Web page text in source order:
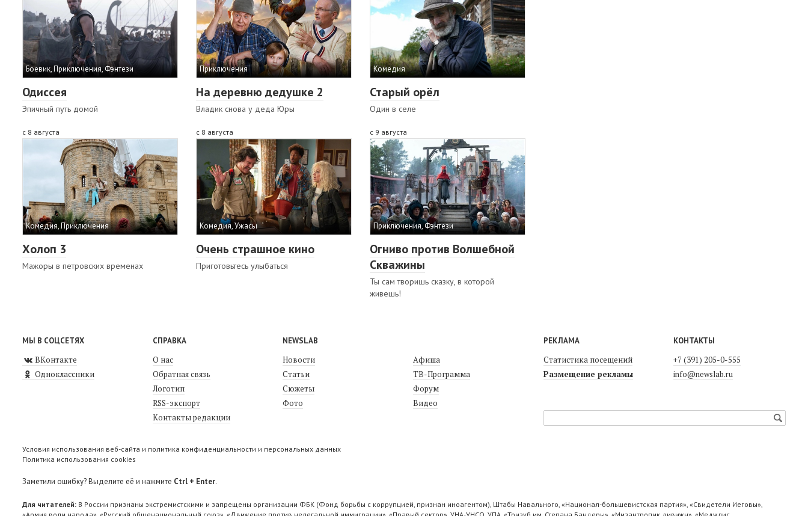
Боевик, Приключения, Фэнтези
Одиссея
Эпичный путь домой
Приключения
На деревню дедушке 2
Владик снова у деда Юры
Комедия
Старый орёл
Один в селе
с 8 августа
Комедия, Приключения
Холоп 3
Мажоры в петровских временах
с 8 августа
Комедия, Ужасы
Очень страшное кино
Приготовьтесь улыбаться
с 9 августа
Приключения, Фэнтези
Огниво против Волшебной
Скважины
Ты сам творишь сказку, в которой
живешь!
МЫ В СОЦСЕТЯХ
ВКонтакте
Одноклассники
СПРАВКА
О нас
Обратная связь
Логотип
RSS-экспорт
Контакты редакции
NEWSLAB
Новости
Статьи
Сюжеты
Фото
Афиша
ТВ-Программа
Форум
Видео
РЕКЛАМА
Статистика посещений
Размещение рекламы
КОНТАКТЫ
+7 (391) 205-0-555
info@newslab.ru
Условия использования веб-сайта и политика конфиденциальности и персональных данных
Политика использования cookies
Заметили ошибку? Выделите её и нажмите Ctrl + Enter.
Для читателей: В России признаны экстремистскими и запрещены организации ФБК (Фонд борьбы с коррупцией, признан иноагентом), Штабы Навального, «Национал-большевистская партия», «Свидетели Иеговы»,